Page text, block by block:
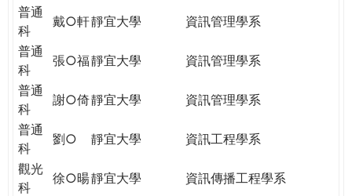
普通
科
戴○軒靜宜大學
資訊管理學系
普通
科
張○福靜宜大學
資訊管理學系
普通
科
謝○倚靜宜大學
資訊管理學系
普通
科
劉○ 靜宜大學
資訊工程學系
觀光
科
徐○暘靜宜大學
資訊傳播工程學系